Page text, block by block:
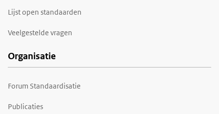
Lijst open standaarden
Veelgestelde vragen
Organisatie
Forum Standaardisatie
Publicaties